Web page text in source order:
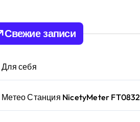
Свежие записи
Для себя
Метео Станция NicetyMeter FT0832